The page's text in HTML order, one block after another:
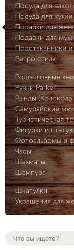
Посуда для
Посуда для кухни
Подарки для
Подарки для
Подстаканники
Ретро стиль
Родословные
Ручки Parker
Рынды
Самурайские
Туристическая
Фигурки и
Фотоальбомы и
Часы
Шахматы
Шампура
Шкатулки
Украшения для